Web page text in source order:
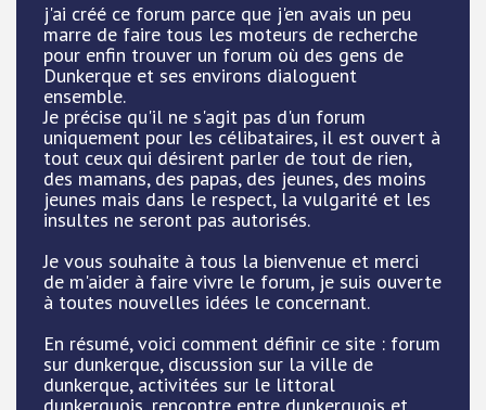
j'ai créé ce forum parce que j'en avais un peu
marre de faire tous les moteurs de recherche
pour enfin trouver un forum où des gens de
Dunkerque et ses environs dialoguent
ensemble.
Je précise qu'il ne s'agit pas d'un forum
uniquement pour les célibataires, il est ouvert à
tout ceux qui désirent parler de tout de rien,
des mamans, des papas, des jeunes, des moins
jeunes mais dans le respect, la vulgarité et les
insultes ne seront pas autorisés.
Je vous souhaite à tous la bienvenue et merci
de m'aider à faire vivre le forum, je suis ouverte
à toutes nouvelles idées le concernant.
En résumé, voici comment définir ce site : forum
sur dunkerque, discussion sur la ville de
dunkerque, activitées sur le littoral